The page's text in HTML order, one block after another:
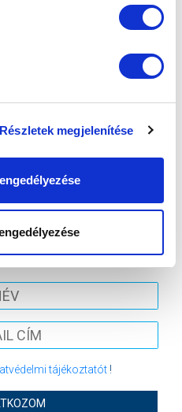
Részletek megjelenítése
VS
sem! Iratkozzon fel ingyenes
tájékoztatót!